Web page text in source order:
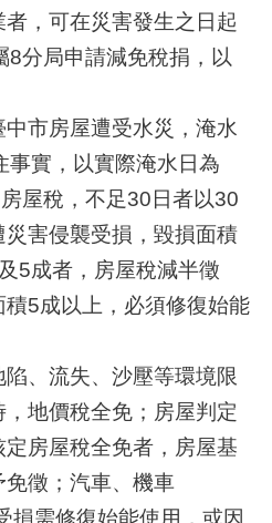
，可在災害發生之日起
8分局申請減免稅捐，以
市房屋遭受水災，淹水
實，以實際淹水日為
屋稅，不足30日者以30
害侵襲受損，毀損面積
5成者，房屋稅減半徵
5成以上，必須修復始能
、流失、沙壓等環境限
地價稅全免；房屋判定
房屋稅全免者，房屋基
徵；汽車、機車
損需修復始能使用，或因